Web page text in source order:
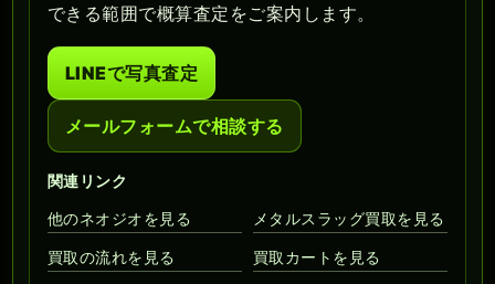
できる範囲で概算査定をご案内します。
LINEで写真査定
メールフォームで相談する
関連リンク
他のネオジオを見る
メタルスラッグ買取を見る
買取の流れを見る 買取カートを見る